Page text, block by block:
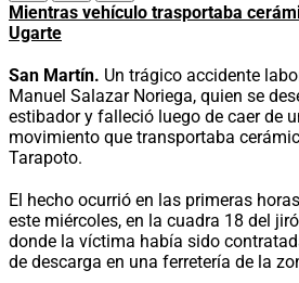
Mientras vehículo trasportaba
Ugarte
San Martín. Un trágico accidente
Manuel Salazar Noriega, quien se
estibador y falleció luego de caer de
movimiento que transportaba
Tarapoto.
El hecho ocurrió en las primeras
este miércoles, en la cuadra 18 del
donde la víctima había sido
de descarga en una ferretería de la